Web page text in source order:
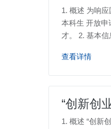
1. 概述 为响
本科生 开放申
才。 2. 基本信
查看详情
“创新创
1. 概述 “创新